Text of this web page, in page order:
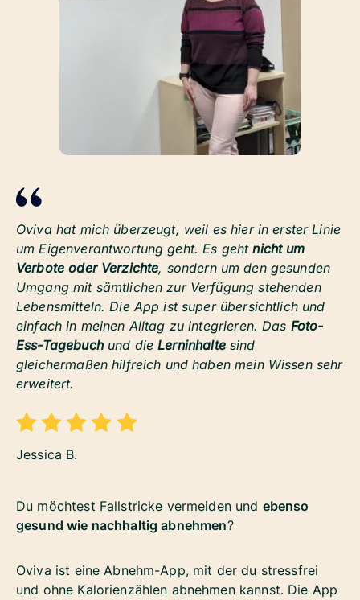
Oviva hat mich überzeugt, weil es hier in erster Linie
um Eigenverantwortung geht. Es gehtnicht um
Verbote oder Verzichte, sondern um den gesunden
Umgang mit sämtlichen zur Verfügung stehenden
Lebensmitteln. Die App ist super übersichtlich und
einfach in meinen Alltag zu integrieren. Das Foto-
Ess-Tagebuchund dieLerninhaltesind
gleichermaßen hilfreich und haben mein Wissen sehr
erweitert.
Jessica B.
Du möchtest Fallstricke vermeiden und ebenso
gesund wie nachhaltig abnehmen?
Oviva ist eine Abnehm-App, mit der du stressfrei
und ohne Kalorienzählen abnehmen kannst. Die App